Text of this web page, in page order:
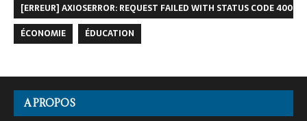
[ERREUR] AXIOSERROR: REQUEST FAILED WITH STATUS CODE 400
ÉCONOMIE
ÉDUCATION
A PROPOS